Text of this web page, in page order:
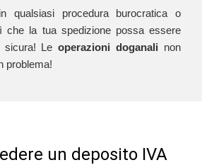
qualsiasi procedura burocratica o
che la tua spedizione possa essere
sicura! Leoperazioni doganali non
problema!
un deposito IVA